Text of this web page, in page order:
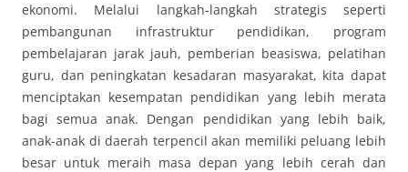
ekonomi. Melalui langkah-langkah strategis seperti
pembangunan infrastruktur pendidikan, program
pembelajaran jarak jauh, pemberian beasiswa, pelatihan
guru, dan peningkatan kesadaran masyarakat, kita dapat
menciptakan kesempatan pendidikan yang lebih merata
bagi semua anak. Dengan pendidikan yang lebih baik,
anak-anak di daerah terpencil akan memiliki peluang lebih
besar untuk meraih masa depan yang lebih cerah dan